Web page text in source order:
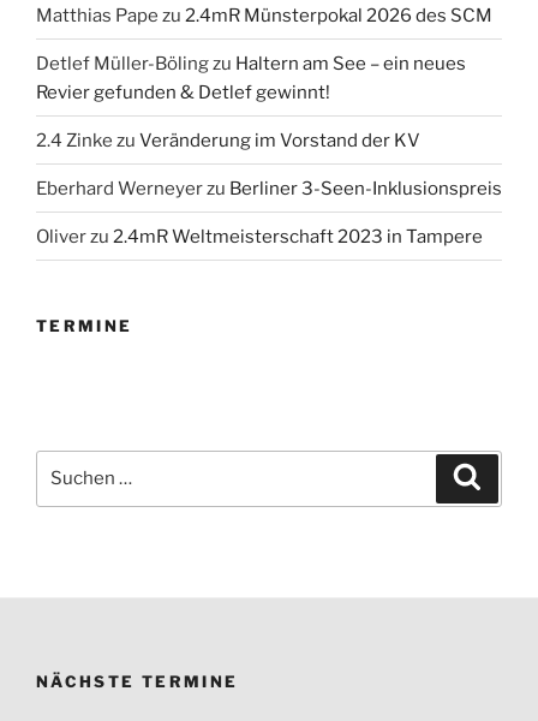
Matthias Pape zu 2.4mR Münsterpokal 2026 des SCM
Detlef Müller-Bölingzu Haltern am See – ein neues
Revier gefunden & Detlef gewinnt!
2.4 Zinke zu Veränderung im Vorstand der KV
Eberhard Werneyerzu Berliner 3-Seen-Inklusionspreis
Oliverzu 2.4mR Weltmeisterschaft 2023 in Tampere
TERMINE
nach:
NÄCHSTE TERMINE